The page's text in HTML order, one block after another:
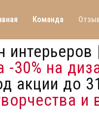
Команда
-30% на
акции до
и